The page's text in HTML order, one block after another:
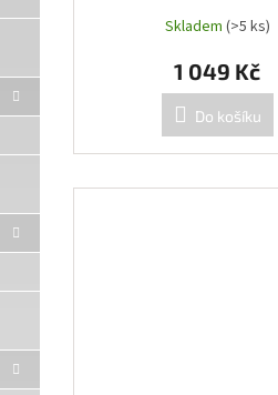
Skladem (>5 ks)
1 049 Kč
Do košíku